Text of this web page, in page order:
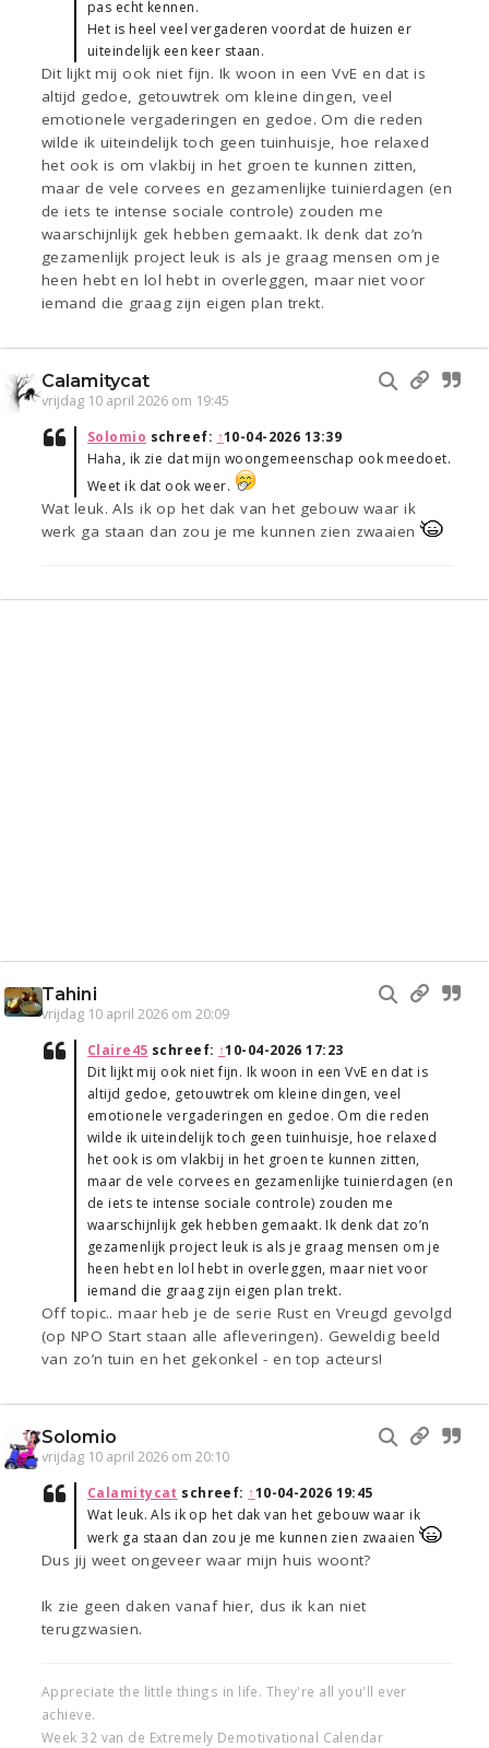
pas echt kennen.
Het is heel veel vergaderen voordat de huizen er
uiteindelijk een keer staan.
Dit lijkt mij ook niet fijn. Ik woon in een VvE en dat is
altijd gedoe, getouwtrek om kleine dingen, veel
emotionele vergaderingen en gedoe. Om die reden
wilde ik uiteindelijk toch geen tuinhuisje, hoe relaxed
het ook is om vlakbij in het groen te kunnen zitten,
maar de vele corvees en gezamenlijke tuinierdagen (en
de iets te intense sociale controle) zouden me
waarschijnlijk gek hebben gemaakt. Ik denk dat zo’n
gezamenlijk project leuk is als je graag mensen om je
heen hebt en lol hebt in overleggen, maar niet voor
iemand die graag zijn eigen plan trekt.
Calamitycat
vrijdag 10 april 2026 om 19:45
Solomio schreef: ↑10-04-2026 13:39
Haha, ik zie dat mijn woongemeenschap ook meedoet.
Weet ik dat ook weer.
Wat leuk. Als ik op het dak van het gebouw waar ik
werk ga staan dan zou je me kunnen zien zwaaien
Tahini
vrijdag 10 april 2026 om 20:09
Claire45 schreef: ↑10-04-2026 17:23
Dit lijkt mij ook niet fijn. Ik woon in een VvE en dat is
altijd gedoe, getouwtrek om kleine dingen, veel
emotionele vergaderingen en gedoe. Om die reden
wilde ik uiteindelijk toch geen tuinhuisje, hoe relaxed
het ook is om vlakbij in het groen te kunnen zitten,
maar de vele corvees en gezamenlijke tuinierdagen (en
de iets te intense sociale controle) zouden me
waarschijnlijk gek hebben gemaakt. Ik denk dat zo’n
gezamenlijk project leuk is als je graag mensen om je
heen hebt en lol hebt in overleggen, maar niet voor
iemand die graag zijn eigen plan trekt.
Off topic.. maar heb je de serie Rust en Vreugd gevolgd
(op NPO Start staan alle afleveringen). Geweldig beeld
van zo’n tuin en het gekonkel - en top acteurs!
Solomio
vrijdag 10 april 2026 om 20:10
Calamitycat schreef: ↑10-04-2026 19:45
Wat leuk. Als ik op het dak van het gebouw waar ik
werk ga staan dan zou je me kunnen zien zwaaien
Dus jij weet ongeveer waar mijn huis woont?
Ik zie geen daken vanaf hier, dus ik kan niet
terugzwasien.
Appreciate the little things in life. They're all you'll ever
achieve.
Week 32 van de Extremely Demotivational Calendar